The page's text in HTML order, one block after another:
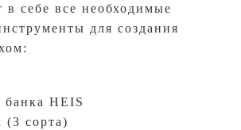
в себе все необходимые
для создания
банка HEIS
(3 сорта)